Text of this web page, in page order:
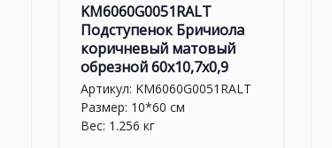
KM6060G0051RALT
Подступенок Бричиола
коричневый матовый
обрезной 60x10,7x0,9
Артикул: KM6060G0051RALT
Размер: 10*60 см
Вес: 1.256 кг